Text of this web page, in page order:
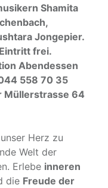
Shamita
Jongepier.
frei.
Abendessen
558 70 35
Müllerstrasse 64
Herz zu
Welt der
Erlebe inneren
die Freude der